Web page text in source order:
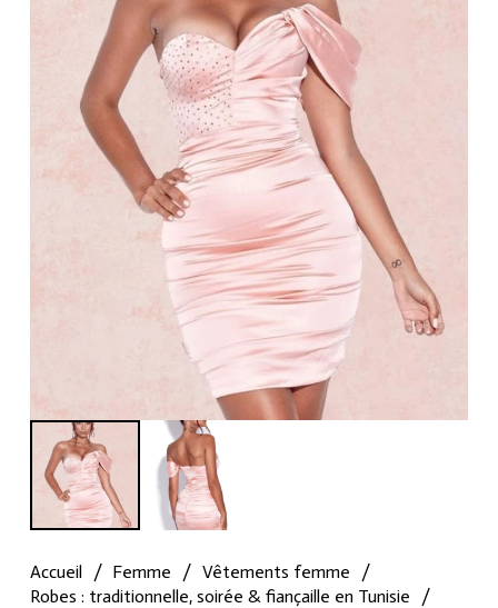
Accueil / Femme / Vêtements femme
/
Robes : traditionnelle, soirée & fiançaille en Tunisie
/